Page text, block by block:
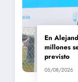
En
millones
previsto
05/08/2026